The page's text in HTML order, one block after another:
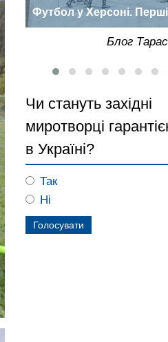
мандрівника Васілія
Блог
Чи стануть західні
миротворці
в Україні?
Так
Ні